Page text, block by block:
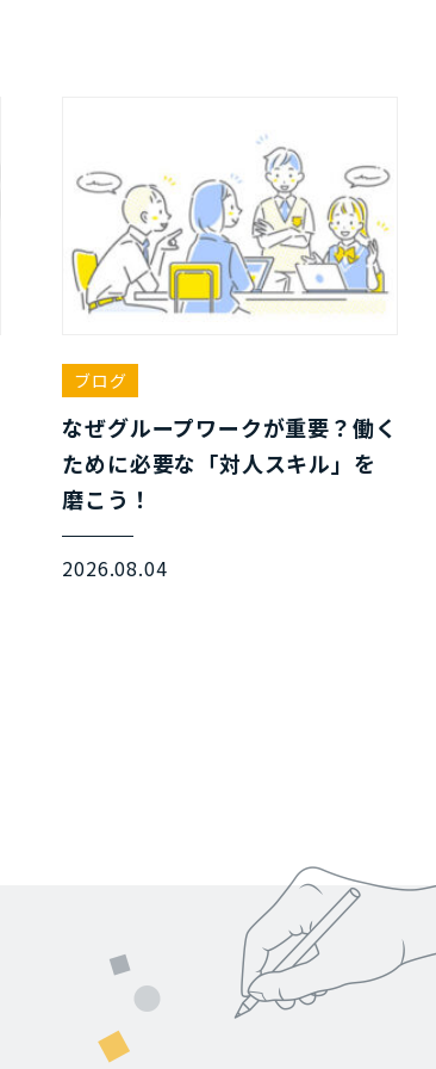
ブログ
なぜグループワークが重要？働く
ために必要な「対人スキル」を
磨こう！
2026.08.04